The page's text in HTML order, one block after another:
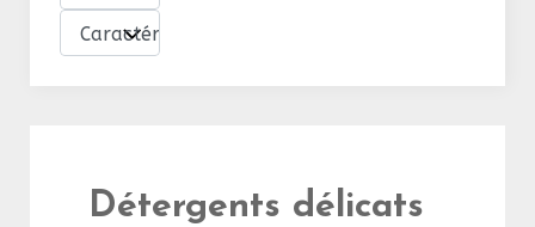
Détergents délicats